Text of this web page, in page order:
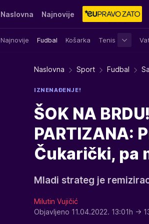
Naslovna Najnovije
Najnovije Fudbal Košarka Tenis
Sensa Stvar ukusa Yumama
Naslovna Sport Fudbal
IZNENAĐENJE!
ŠOK NA
PARTIZANA:
Čukarički, pa
Mladi strateg je
Milutin Vujičić
Objavljeno 11.04.2022. 13:01h →